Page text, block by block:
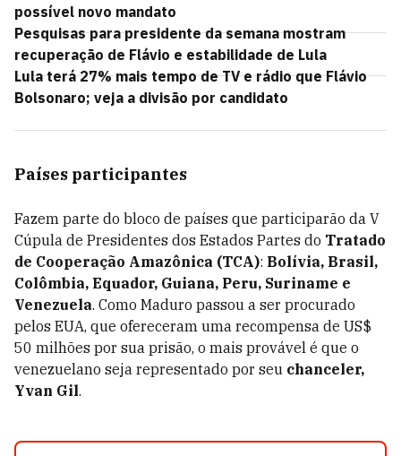
possível novo mandato
Pesquisas para presidente da semana mostram
recuperação de Flávio e estabilidade de Lula
Lula terá 27% mais tempo de TV e rádio que Flávio
Bolsonaro; veja a divisão por candidato
Países participantes
Fazem parte do bloco de países que participarão da V
Cúpula de Presidentes dos Estados Partes do Tratado
de Cooperação Amazônica (TCA): Bolívia, Brasil,
Colômbia, Equador, Guiana, Peru, Suriname e
Venezuela. Como Maduro passou a ser procurado
pelos EUA, que ofereceram uma recompensa de US$
50 milhões por sua prisão, o mais provável é que o
venezuelano seja representado por seu chanceler,
Yvan Gil.